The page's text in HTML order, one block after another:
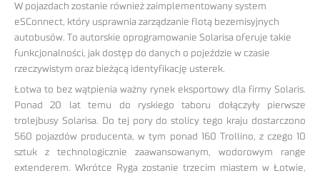
W pojazdach zostanie również zaimplementowany system
eSConnect, który usprawnia zarządzanie flotą bezemisyjnych
autobusów. To autorskie oprogramowanie Solarisa oferuje takie
funkcjonalności, jak dostęp do danych o pojeździe w czasie
rzeczywistym oraz bieżącą identyfikację usterek.
Łotwa to bez wątpienia ważny rynek eksportowy dla firmy Solaris.
Ponad 20 lat temu do ryskiego taboru dołączyły pierwsze
trolejbusy Solarisa. Do tej pory do stolicy tego kraju dostarczono
560 pojazdów producenta, w tym ponad 160 Trollino, z czego 10
sztuk z technologicznie zaawansowanym, wodorowym range
extenderem. Wkrótce Ryga zostanie trzecim miastem w Łotwie,